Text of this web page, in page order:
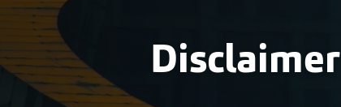
Disclaimer